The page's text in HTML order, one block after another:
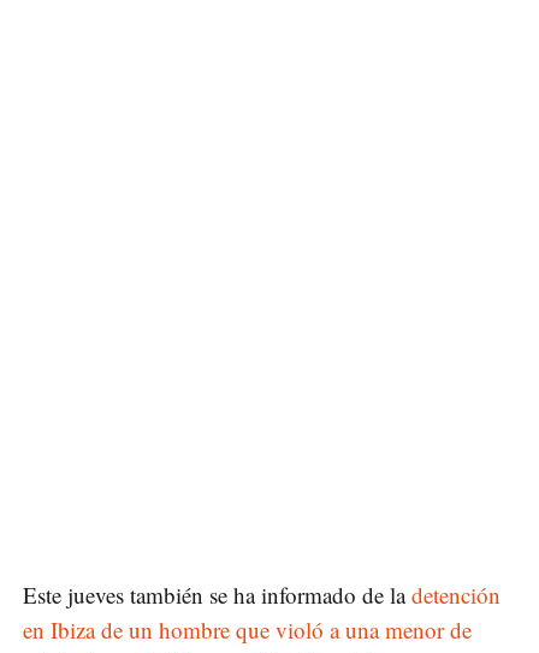
Este jueves también se ha informado de ladetención
en Ibiza de un hombre que violó a una menor de